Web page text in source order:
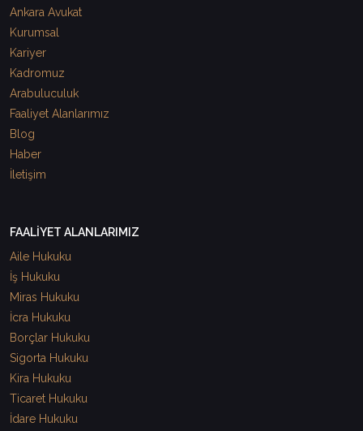
Ankara Avukat
Kurumsal
Kariyer
Kadromuz
Arabuluculuk
Faaliyet Alanlarımız
Blog
Haber
İletişim
FAALİYET ALANLARIMIZ
Aile Hukuku
İş Hukuku
Miras Hukuku
İcra Hukuku
Borçlar Hukuku
Sigorta Hukuku
Kira Hukuku
Ticaret Hukuku
İdare Hukuku